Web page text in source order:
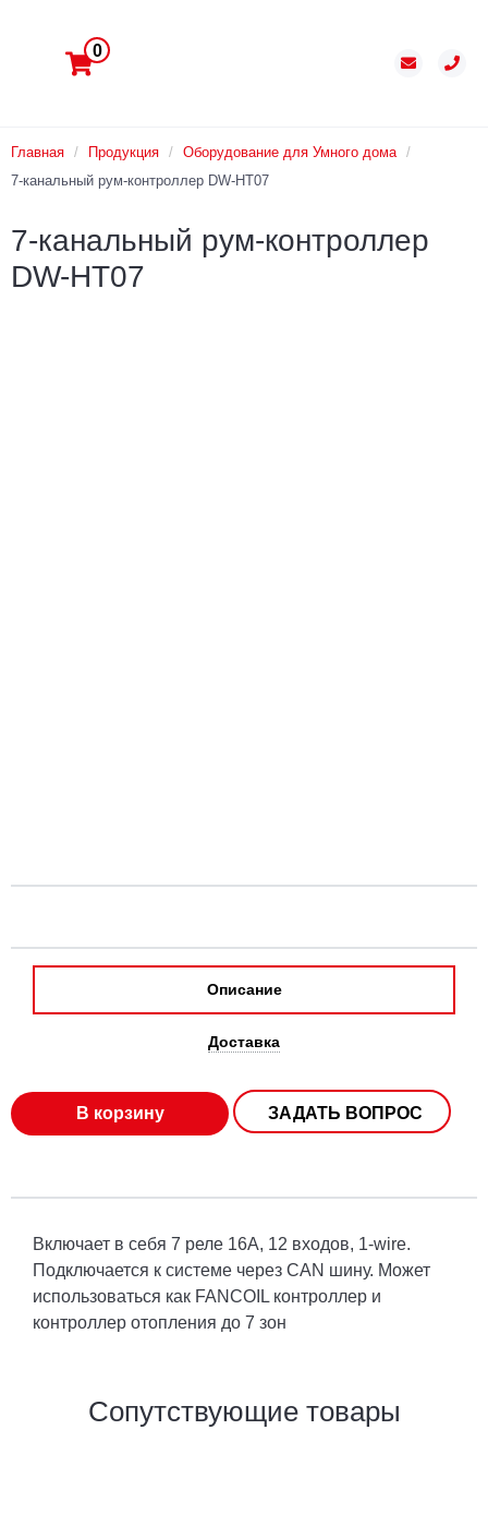
0
Главная / Продукция / Оборудование для Умного дома /
7-канальный рум-контроллер DW-HT07
7-канальный рум-контроллер
DW-HT07
Описание
Доставка
В корзину ЗАДАТЬ ВОПРОС
Включает в себя 7 реле 16А, 12 входов, 1-wire.
Подключается к системе через CAN шину. Может
использоваться как FANCOIL контроллер и
контроллер отопления до 7 зон
Сопутствующие товары